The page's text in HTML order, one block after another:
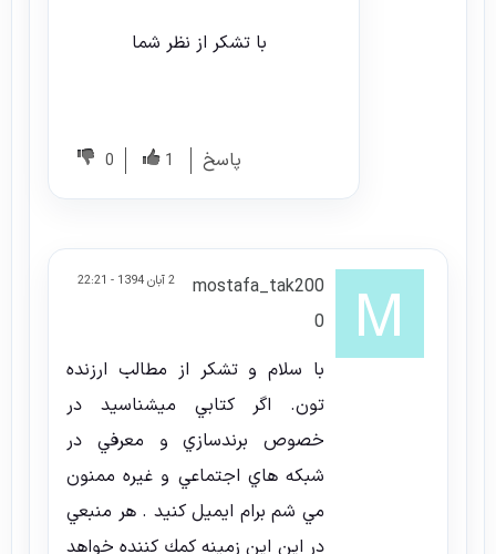
با تشکر از نظر شما
پاسخ 1
0
2 آبان 1394 - 22:21
mostafa_tak200
0
با سلام و تشكر از مطالب ارزنده
تون. اگر كتابي ميشناسيد در
خصوص برندسازي و معرفي در
شبكه هاي اجتماعي و غيره ممنون
مي شم برام ايميل كنيد . هر منبعي
در اين اين زمينه كمك كننده خواهد